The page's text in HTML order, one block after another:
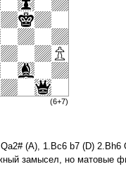
(6+7)
(A), 1.Bc6 b7 (D) 2.Bh6
замысел, но матовые